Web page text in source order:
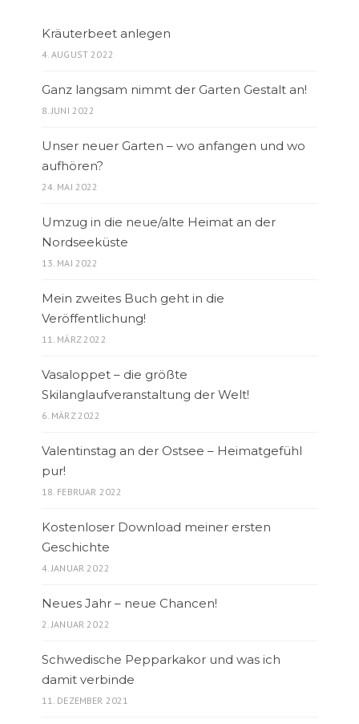
Kräuterbeet anlegen
4. AUGUST 2022
Ganz langsam nimmt der Garten Gestalt an!
8. JUNI 2022
Unser neuer Garten – wo anfangen und wo
aufhören?
24. MAI 2022
Umzug in die neue/alte Heimat an der
Nordseeküste
13. MAI 2022
Mein zweites Buch geht in die
Veröffentlichung!
11. MÄRZ 2022
Vasaloppet – die größte
Skilanglaufveranstaltung der Welt!
6. MÄRZ 2022
Valentinstag an der Ostsee – Heimatgefühl
pur!
18. FEBRUAR 2022
Kostenloser Download meiner ersten
Geschichte
4. JANUAR 2022
Neues Jahr – neue Chancen!
2. JANUAR 2022
Schwedische Pepparkakor und was ich
damit verbinde
11. DEZEMBER 2021